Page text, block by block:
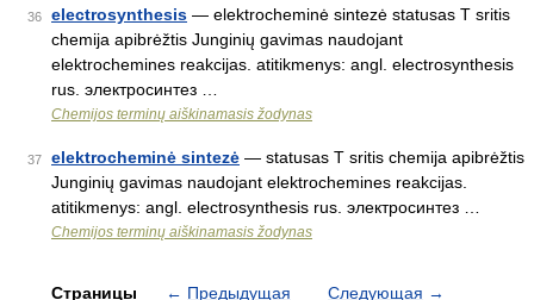
36 electrosynthesis — elektrocheminė sintezė statusas T sritis
chemija apibrėžtis Junginių gavimas naudojant
elektrochemines reakcijas. atitikmenys: angl. electrosynthesis
rus. электросинтез …
Chemijos terminų aiškinamasis žodynas
37 elektrocheminė sintezė — statusas T sritis chemija apibrėžtis
Junginių gavimas naudojant elektrochemines reakcijas.
atitikmenys: angl. electrosynthesis rus. электросинтез …
Chemijos terminų aiškinamasis žodynas
Страницы ← Предыдущая Следующая →